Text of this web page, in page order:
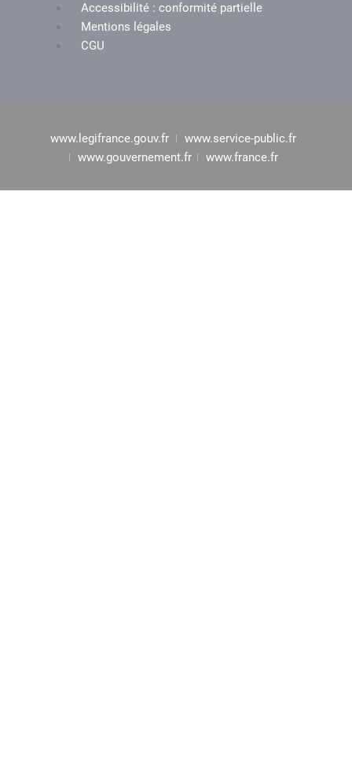
Accessibilité : conformité partielle
Mentions légales
CGU
www.legifrance.gouv.fr
www.service-public.fr
www.gouvernement.fr
www.france.fr